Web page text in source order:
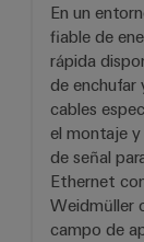
En un
fiable de
rápida
de enchufar
cables
el montaje
de señal
Ethernet
Weidmüller
campo de